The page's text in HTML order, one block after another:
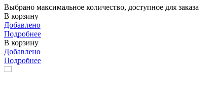
Выбрано максимальное количество, доступное для заказа
В корзину
Добавлено
Подробнее
В корзину
Добавлено
Подробнее